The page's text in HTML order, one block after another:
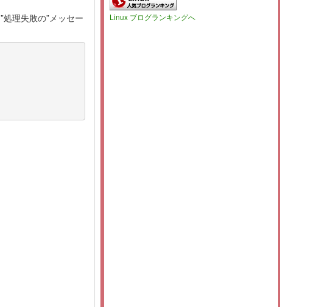
理失敗の”メッセー
Linux ブログランキングへ